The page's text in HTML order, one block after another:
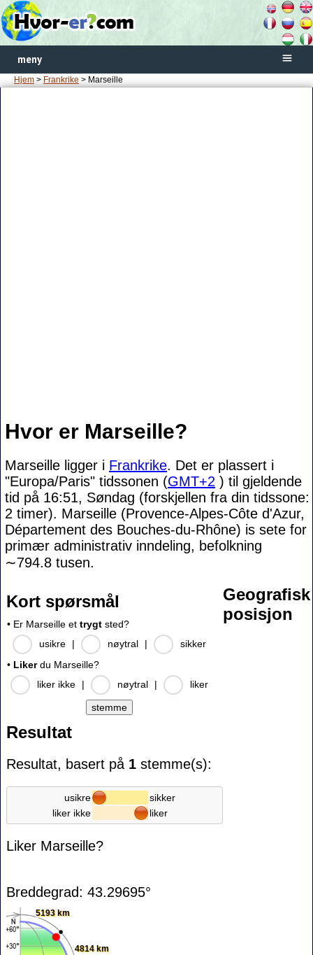
meny
Hjem > Frankrike > Marseille
Hvor er Marseille?
Marseille ligger i Frankrike. Det er plassert i
"Europa/Paris" tidssonen (GMT+2 ) til gjeldende
tid på 16:51, Søndag (forskjellen fra din tidssone:
2 timer). Marseille (Provence-Alpes-Côte d'Azur,
Département des Bouches-du-Rhône) is sete for
primær administrativ inndeling, befolkning
∼794.8 tusen.
Kort spørsmål
• Er Marseille et trygt sted?
usikre
| nøytral |
sikker
• Likerdu Marseille?
liker ikke
| nøytral | liker
Resultat
Resultat, basert på 1 stemme(s):
usikre
sikker
liker ikke
liker
Liker Marseille?
Geografisk
posisjon
Breddegrad: 43.29695°
5193 km
4814 km